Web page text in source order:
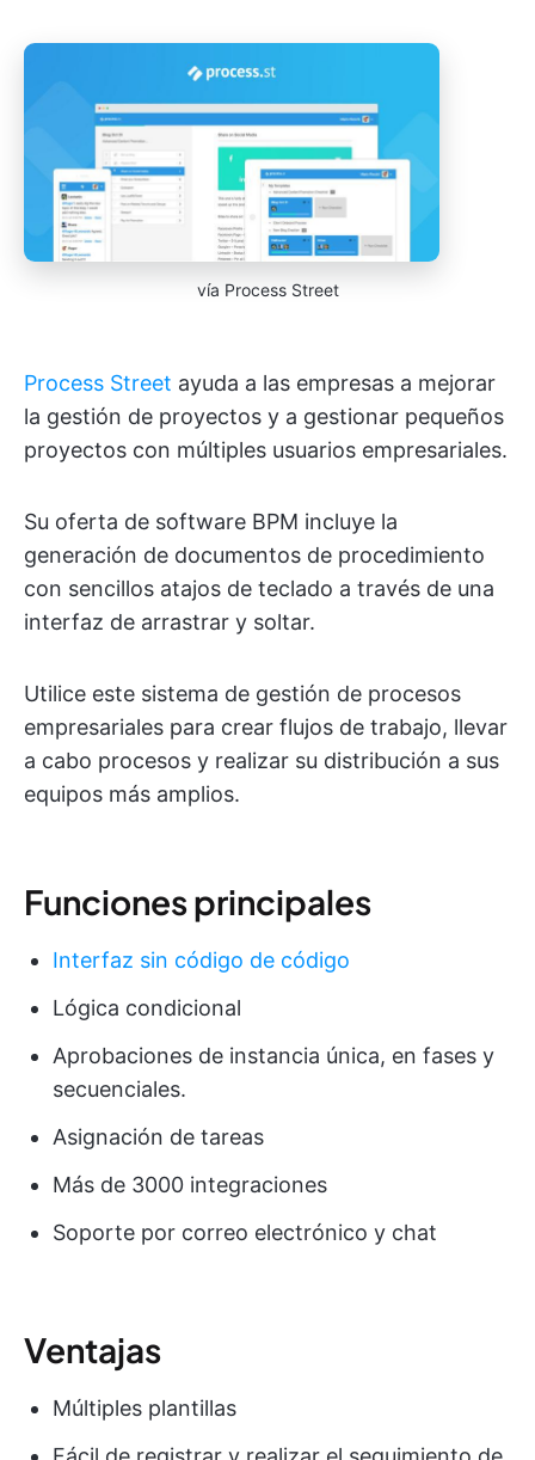
vía Process Street
Process Street ayuda a las empresas a mejorar
la gestión de proyectos y a gestionar pequeños
proyectos con múltiples usuarios empresariales.
Su oferta de software BPM incluye la
generación de documentos de procedimiento
con sencillos atajos de teclado a través de una
interfaz de arrastrar y soltar.
Utilice este sistema de gestión de procesos
empresariales para crear flujos de trabajo, llevar
a cabo procesos y realizar su distribución a sus
equipos más amplios.
Funciones principales
Interfaz sin código de código
Lógica condicional
Aprobaciones de instancia única, en fases y
secuenciales.
Asignación de tareas
Más de 3000 integraciones
Soporte por correo electrónico y chat
Ventajas
Múltiples plantillas